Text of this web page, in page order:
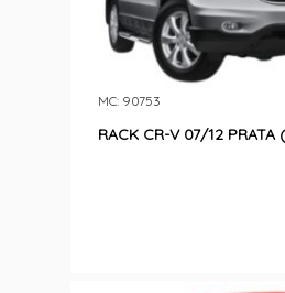
RACK CR-V 07/12 PRATA
MC: 90753